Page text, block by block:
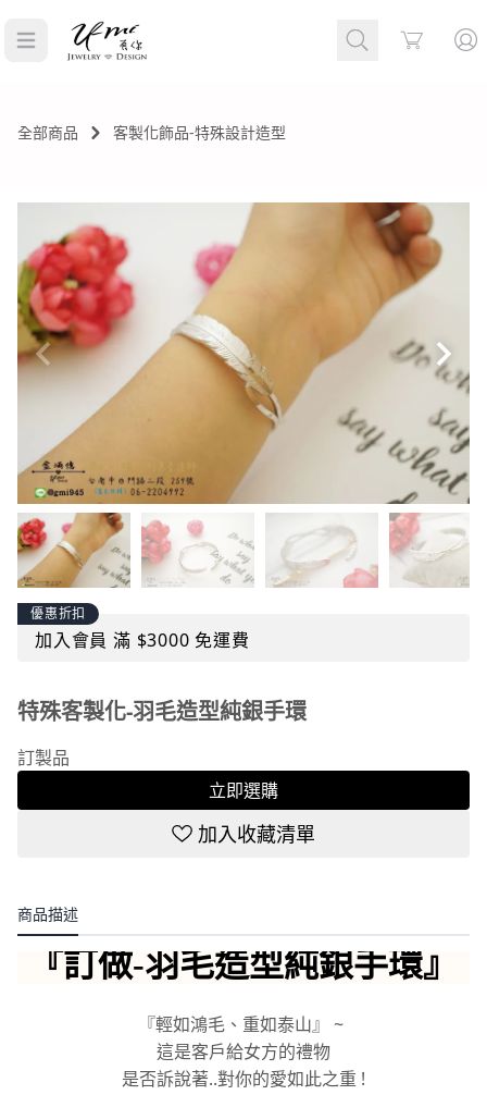
Cart
全部商品 客製化飾品-特殊設計造型
優惠折扣
加入會員 滿 $3000 免運費
特殊客製化-羽毛造型純銀手環
訂製品
立即選購
加入收藏清單
商品描述
『訂做-羽毛造型純銀手環』
『輕如鴻毛、重如泰山』 ~
這是客戶給女方的禮物
是否訴說著..對你的愛如此之重 !